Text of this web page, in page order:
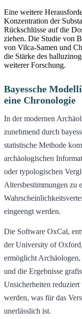
Eine weitere
Konzentration der
Rückschlüsse auf die
ziehen. Die Studie von
von Vilca-Samen und
die Stärke des
weiterer Forschung.
Bayessche
eine Chronologie
In der modernen
zunehmend durch
statistische Methode
archäologischen
oder typologischen
Altersbestimmungen zu
eingeengt werden.
Die Software OxCal,
der University of
ermöglicht
und die Ergebnisse
Unsicherheiten
werden, was für das
unerlässlich ist.